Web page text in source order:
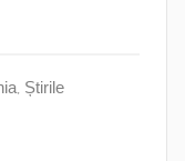
, Știrile